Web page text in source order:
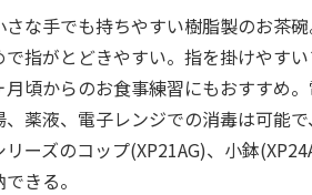
さな手でも持ちやすい樹脂製のお茶
で指がとどきやすい。指を掛けやす
月頃からのお食事練習にもおすすめ
、薬液、電子レンジでの消毒は可能
リーズのコップ(XP21AG)、小鉢
できる。